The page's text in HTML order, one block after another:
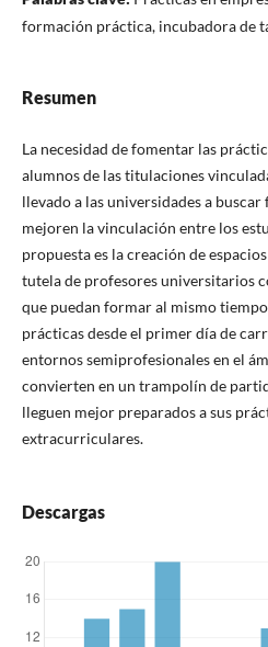
formación práctica, incubadora de
Resumen
La necesidad de fomentar las
alumnos de las titulaciones
llevado a las universidades a
mejoren la vinculación entre los
propuesta es la creación de
tutela de profesores universitarios
que puedan formar al mismo
prácticas desde el primer día de
entornos semiprofesionales en el
convierten en un trampolín de
lleguen mejor preparados a sus
extracurriculares.
Descargas